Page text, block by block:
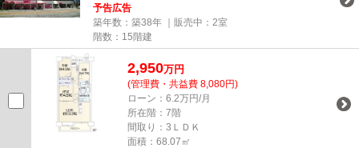
予告広告
築年数：築38年 ｜販売中： 2室
階数：15階建
2,950万円
(管理費・共益費 8,080円)
ローン：6.2万円/月
所在階：7階
間取り：3ＬＤＫ
面積：68.07㎡